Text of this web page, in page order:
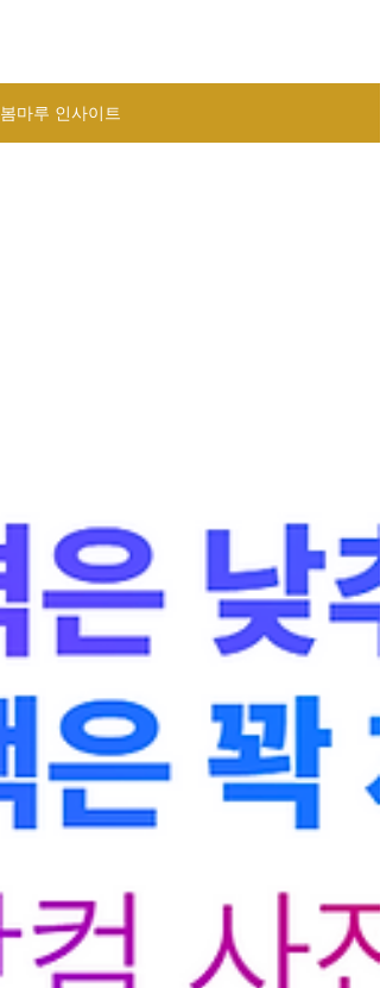
봄마루 인사이트